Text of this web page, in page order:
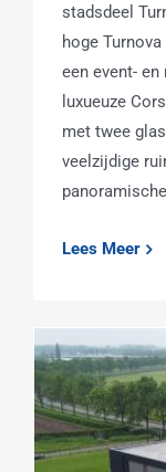
stadsdeel
hoge
een event-
luxueuze
met twee
veelzijdige
Lees Meer